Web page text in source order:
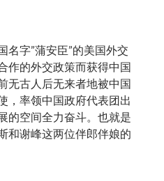
名字”蒲安臣”的美国外交
作的外交政策而获得中国
无古人后无来者地被中国
，率领中国政府代表团出
的空间全力奋斗。也就是
和谢峰这两位伴郎伴娘的